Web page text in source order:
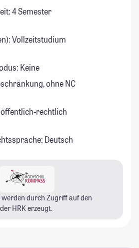
4 Semester
Vollzeitstudium
Keine
ohne NC
rechtlich
Deutsch
durch Zugriff auf den
der HRK erzeugt.